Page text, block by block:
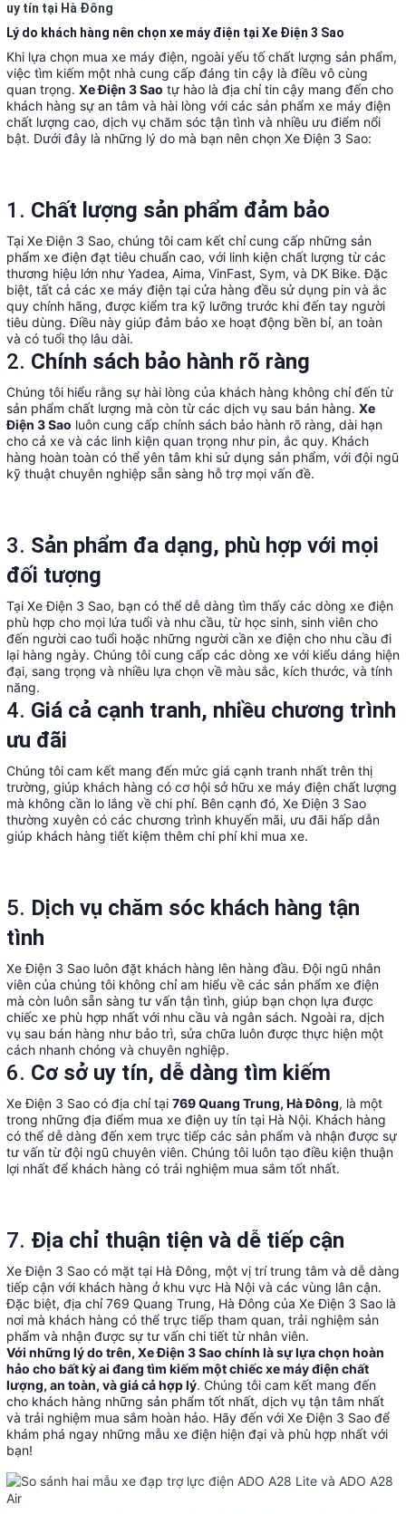
uy tín tại Hà Đông
Lý do khách hàng nên chọn xe máy điện tại Xe Điện 3 Sao
Khi lựa chọn mua xe máy điện, ngoài yếu tố chất lượng sản phẩm,
việc tìm kiếm một nhà cung cấp đáng tin cậy là điều vô cùng
quan trọng. Xe Điện 3 Sao tự hào là địa chỉ tin cậy mang đến cho
khách hàng sự an tâm và hài lòng với các sản phẩm xe máy điện
chất lượng cao, dịch vụ chăm sóc tận tình và nhiều ưu điểm nổi
bật. Dưới đây là những lý do mà bạn nên chọn Xe Điện 3 Sao:
1. Chất lượng sản phẩm đảm bảo
Tại Xe Điện 3 Sao, chúng tôi cam kết chỉ cung cấp những sản
phẩm xe điện đạt tiêu chuẩn cao, với linh kiện chất lượng từ các
thương hiệu lớn như Yadea, Aima, VinFast, Sym, và DK Bike. Đặc
biệt, tất cả các xe máy điện tại cửa hàng đều sử dụng pin và ắc
quy chính hãng, được kiểm tra kỹ lưỡng trước khi đến tay người
tiêu dùng. Điều này giúp đảm bảo xe hoạt động bền bỉ, an toàn
và có tuổi thọ lâu dài.
2. Chính sách bảo hành rõ ràng
Chúng tôi hiểu rằng sự hài lòng của khách hàng không chỉ đến từ
sản phẩm chất lượng mà còn từ các dịch vụ sau bán hàng. Xe
Điện 3 Sao luôn cung cấp chính sách bảo hành rõ ràng, dài hạn
cho cả xe và các linh kiện quan trọng như pin, ắc quy. Khách
hàng hoàn toàn có thể yên tâm khi sử dụng sản phẩm, với đội ngũ
kỹ thuật chuyên nghiệp sẵn sàng hỗ trợ mọi vấn đề.
3. Sản phẩm đa dạng, phù hợp với mọi
đối tượng
Tại Xe Điện 3 Sao, bạn có thể dễ dàng tìm thấy các dòng xe điện
phù hợp cho mọi lứa tuổi và nhu cầu, từ học sinh, sinh viên cho
đến người cao tuổi hoặc những người cần xe điện cho nhu cầu đi
lại hàng ngày. Chúng tôi cung cấp các dòng xe với kiểu dáng hiện
đại, sang trọng và nhiều lựa chọn về màu sắc, kích thước, và tính
năng.
4. Giá cả cạnh tranh, nhiều chương trình
ưu đãi
Chúng tôi cam kết mang đến mức giá cạnh tranh nhất trên thị
trường, giúp khách hàng có cơ hội sở hữu xe máy điện chất lượng
mà không cần lo lắng về chi phí. Bên cạnh đó, Xe Điện 3 Sao
thường xuyên có các chương trình khuyến mãi, ưu đãi hấp dẫn
giúp khách hàng tiết kiệm thêm chi phí khi mua xe.
5. Dịch vụ chăm sóc khách hàng tận
tình
Xe Điện 3 Sao luôn đặt khách hàng lên hàng đầu. Đội ngũ nhân
viên của chúng tôi không chỉ am hiểu về các sản phẩm xe điện
mà còn luôn sẵn sàng tư vấn tận tình, giúp bạn chọn lựa được
chiếc xe phù hợp nhất với nhu cầu và ngân sách. Ngoài ra, dịch
vụ sau bán hàng như bảo trì, sửa chữa luôn được thực hiện một
cách nhanh chóng và chuyên nghiệp.
6. Cơ sở uy tín, dễ dàng tìm kiếm
Xe Điện 3 Sao có địa chỉ tại 769 Quang Trung, Hà Đông, là một
trong những địa điểm mua xe điện uy tín tại Hà Nội. Khách hàng
có thể dễ dàng đến xem trực tiếp các sản phẩm và nhận được sự
tư vấn từ đội ngũ chuyên viên. Chúng tôi luôn tạo điều kiện thuận
lợi nhất để khách hàng có trải nghiệm mua sắm tốt nhất.
7. Địa chỉ thuận tiện và dễ tiếp cận
Xe Điện 3 Sao có mặt tại Hà Đông, một vị trí trung tâm và dễ dàng
tiếp cận với khách hàng ở khu vực Hà Nội và các vùng lân cận.
Đặc biệt, địa chỉ 769 Quang Trung, Hà Đông của Xe Điện 3 Sao là
nơi mà khách hàng có thể trực tiếp tham quan, trải nghiệm sản
phẩm và nhận được sự tư vấn chi tiết từ nhân viên.
Với những lý do trên, Xe Điện 3 Sao chính là sự lựa chọn hoàn
hảo cho bất kỳ ai đang tìm kiếm một chiếc xe máy điện chất
lượng, an toàn, và giá cả hợp lý. Chúng tôi cam kết mang đến
cho khách hàng những sản phẩm tốt nhất, dịch vụ tận tâm nhất
và trải nghiệm mua sắm hoàn hảo. Hãy đến với Xe Điện 3 Sao để
khám phá ngay những mẫu xe điện hiện đại và phù hợp nhất với
bạn!